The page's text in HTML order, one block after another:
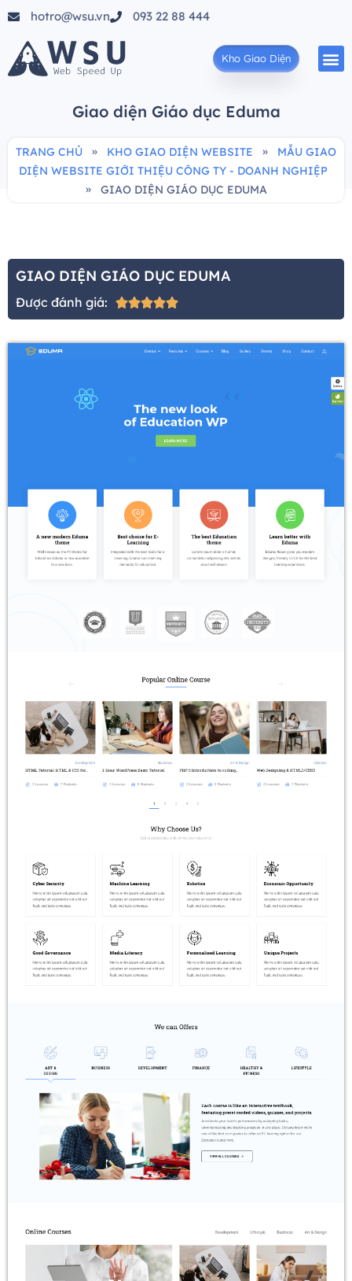
hotro@wsu.vn 093 22 88 444
Kho Giao Diện
Giao diện Giáo dục Eduma
TRANG CHỦ » KHO GIAO DIỆN WEBSITE »
MẪU GIAO
DIỆN WEBSITE GIỚI THIỆU CÔNG TY - DOANH NGHIỆP
»
GIAO DIỆN GIÁO DỤC EDUMA
GIAO DIỆN GIÁO DỤC EDUMA
Được đánh giá: 